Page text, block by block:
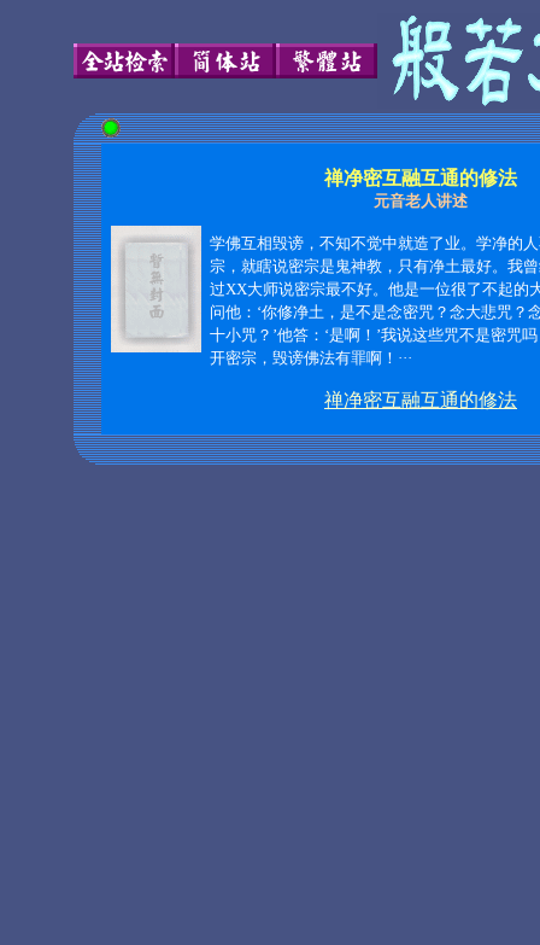
禅净密互融互通的修法
元音老人讲述
学佛互相毁谤，不知不觉中就造了业。学净的
宗，就瞎说密宗是鬼神教，只有净土最好。我
过XX大师说密宗最不好。他是一位很了不起的
问他：‘你修净土，是不是念密咒？念大悲咒？
十小咒？’他答：‘是啊！’我说这些咒不是密咒
开密宗，毁谤佛法有罪啊！···
禅净密互融互通的修法